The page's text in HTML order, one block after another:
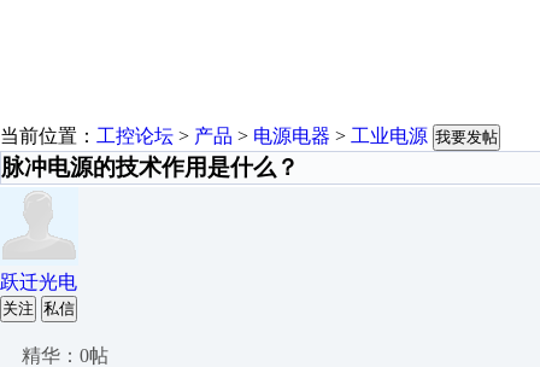
当前位置： 工控论坛 > 产品 > 电源电器 > 工业电源 我要发帖
脉冲电源的技术作用是什么？
跃迁光电
关注 私信
精华：0帖